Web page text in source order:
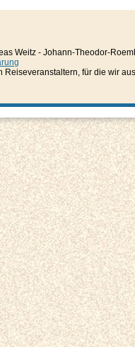
Weitz - Johann-Theodor-
für die wir